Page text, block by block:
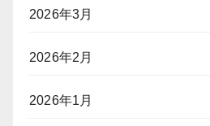
2026年3月
2026年2月
2026年1月